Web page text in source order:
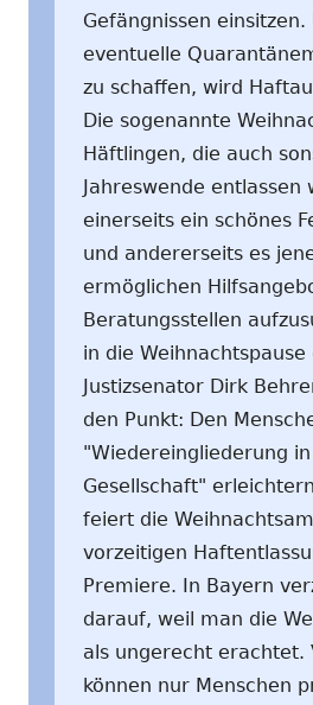
Gefängnissen
eventuelle
zu schaffen, wird
Die sogenannte
Häftlingen, die auch
Jahreswende entlassen
einerseits ein schönes
und andererseits es
ermöglichen
Beratungsstellen
in die
Justizsenator Dirk
den Punkt: Den
"Wiedereingliederung
Gesellschaft"
feiert die
vorzeitigen
Premiere. In Bayern
darauf, weil man die
als ungerecht erachtet.
können nur Menschen